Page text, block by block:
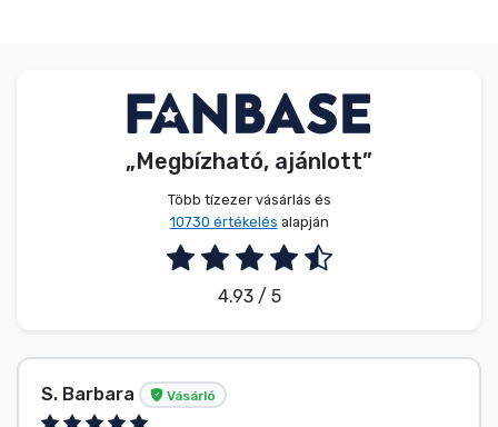
„Megbízható, ajánlott”
Több tízezer vásárlás és
10730 értékelés alapján
4.93 / 5
S. Barbara Vásárló